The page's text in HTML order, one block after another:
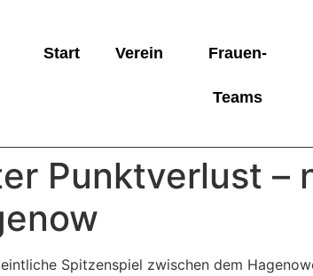
Start Verein Frauen-
Teams
Punktverlust –
Spitzenspiel zwischen dem